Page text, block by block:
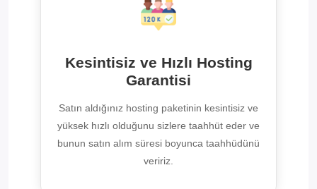
Kesintisiz ve Hızlı Hosting
Garantisi
Satın aldığınız hosting paketinin kesintisiz ve
yüksek hızlı olduğunu sizlere taahhüt eder ve
bunun satın alım süresi boyunca taahhüdünü
veririz.